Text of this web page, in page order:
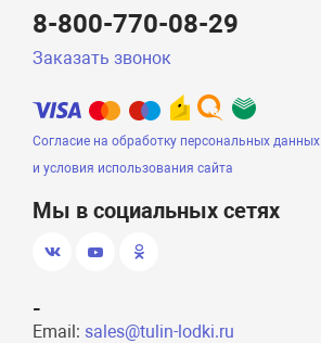
8-800-770-08-29
Заказать звонок
Согласие на обработку персональных данных
и условия использования сайта
Мы в социальных сетях
-
Email: sales@tulin-lodki.ru